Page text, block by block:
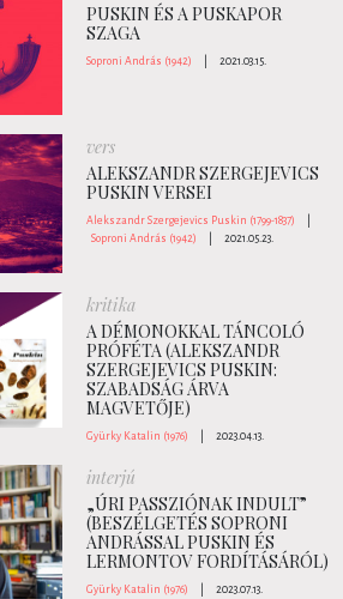
PUSKIN ÉS A PUSKAPOR
SZAGA
Soproni András (1942) 2021.03.15.
vers
ALEKSZANDR SZERGEJEVICS
PUSKIN VERSEI
Alekszandr Szergejevics Puskin (1799-1837)
Soproni András (1942)
2021.05.23.
kritika
A DÉMONOKKAL TÁNCOLÓ
PRÓFÉTA (ALEKSZANDR
SZERGEJEVICS PUSKIN:
SZABADSÁG ÁRVA
MAGVETŐJE)
Gyürky Katalin (1976) 2023.04.13.
interjú
„ÚRI PASSZIÓNAK INDULT”
(BESZÉLGETÉS SOPRONI
ANDRÁSSAL PUSKIN ÉS
LERMONTOV FORDÍTÁSÁRÓL)
Gyürky Katalin (1976) 2023.07.13.